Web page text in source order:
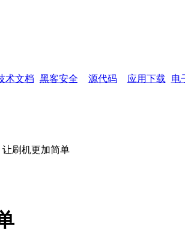
术文档 黑客安全 源代码 应用下载 电
让刷机更加简单